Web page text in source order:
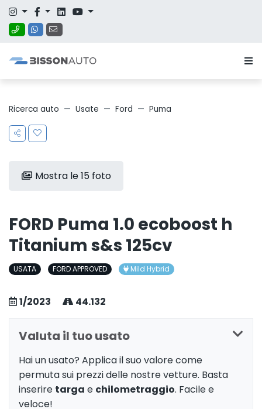
Ricerca auto Usate Ford Puma
Mostra le 15 foto
FORD Puma 1.0 ecoboost h
Titanium s&s 125cv
USATA FORD APPROVED Mild Hybrid
1/2023 44.132
Valuta il tuo usato
Hai un usato? Applica il suo valore come
permuta sui prezzi delle nostre vetture. Basta
inserire targa e chilometraggio. Facile e
veloce!